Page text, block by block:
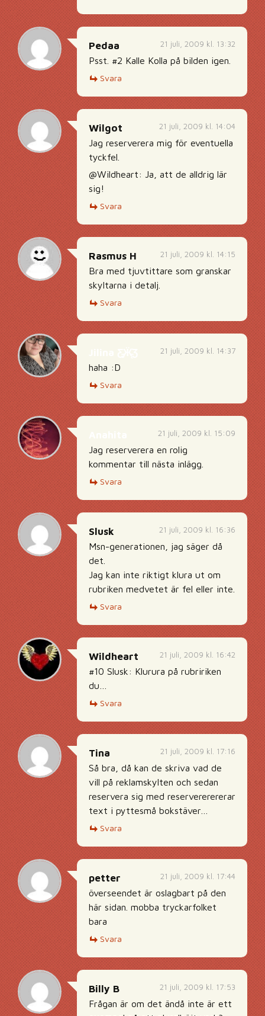
21 juli, 2009 kl. 13:32
Pedaa
Psst. #2 Kalle Kolla på bilden igen.
Svara
21 juli, 2009 kl. 14:04
Wilgot
Jag reserverera mig för eventuella
tyckfel.
@Wildheart: Ja, att de alldrig lär
sig!
Svara
21 juli, 2009 kl. 14:15
Rasmus H
Bra med tjuvtittare som granskar
skyltarna i detalj.
Svara
21 juli, 2009 kl. 14:37
haha :D
Svara
21 juli, 2009 kl. 15:09
Jag reserverera en rolig
kommentar till nästa inlägg.
Svara
21 juli, 2009 kl. 16:36
Slusk
Msn-generationen, jag säger då
det.
Jag kan inte riktigt klura ut om
rubriken medvetet är fel eller inte.
Svara
21 juli, 2009 kl. 16:42
Wildheart
#10 Slusk: Klurura på rubririken
du…
Svara
21 juli, 2009 kl. 17:16
Tina
Så bra, då kan de skriva vad de
vill på reklamskylten och sedan
reservera sig med reservererererar
text i pyttesmå bokstäver…
Svara
21 juli, 2009 kl. 17:44
petter
överseendet är oslagbart på den
här sidan. mobba tryckarfolket
bara
Svara
21 juli, 2009 kl. 17:53
Billy B
Frågan är om det ändå inte är ett